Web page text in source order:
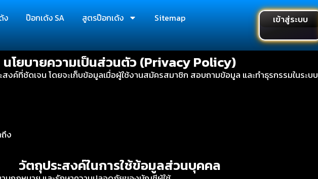
ง ป๊อกเด้ง SA สูตรป๊อกเด้ง
Sitemap
เข้าสู่ระบบ
นโยบายความเป็นส่วนตัว (Privacy Policy)
งค์ที่ชัดเจน โดยจะเก็บข้อมูลเมื่อผู้ใช้งานสมัครสมาชิก สอบถามข้อมูล และทำธุรกรรมในระบบ
ง
วัตถุประสงค์ในการใช้ข้อมูลส่วนบุคคล